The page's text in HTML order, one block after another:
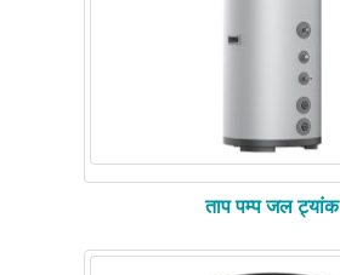
ताप पम्प जल ट्यांक